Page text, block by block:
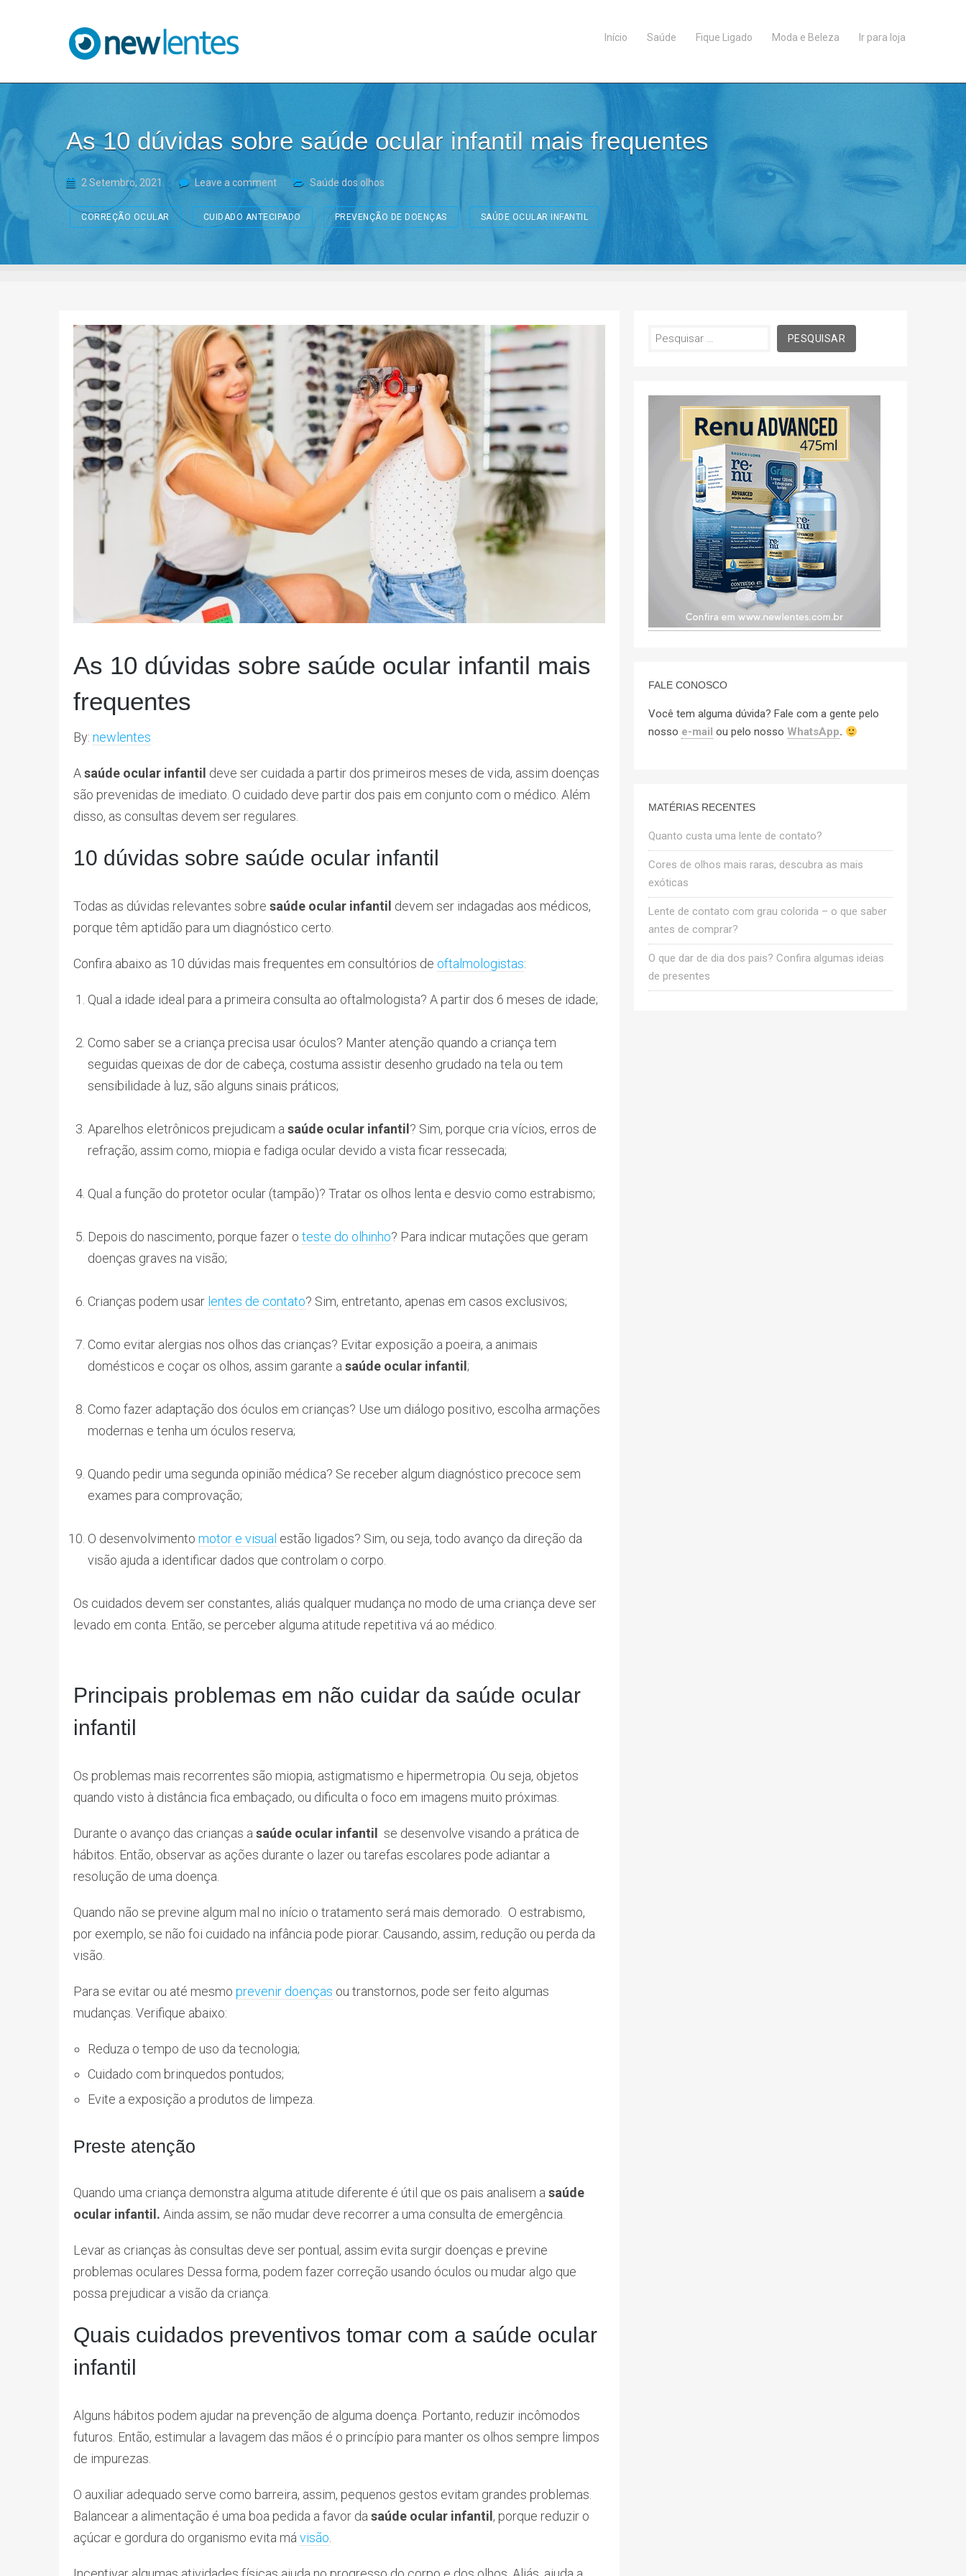
Blog NewLentes Início Saúde Fique Ligado Moda e Beleza Ir para loja
As 10 dúvidas sobre saúde ocular infantil mais frequentes
2 Setembro, 2021 Leave a comment Saúde dos olhos
CORREÇÃO OCULAR CUIDADO ANTECIPADO PREVENÇÃO DE DOENÇAS SAÚDE OCULAR INFANTIL
As 10 dúvidas sobre saúde ocular infantil mais
frequentes
By: newlentes
Asaúde ocular infantil deve ser cuidada a partir dos primeiros meses de vida, assim doenças
são prevenidas de imediato. O cuidado deve partir dos pais em conjunto com o médico. Além
disso, as consultas devem ser regulares.
10 dúvidas sobre saúde ocular infantil
Todas as dúvidas relevantes sobre saúde ocular infantil devem ser indagadas aos médicos,
porque têm aptidão para um diagnóstico certo.
Confira abaixo as 10 dúvidas mais frequentes em consultórios de oftalmologistas:
Qual a idade ideal para a primeira consulta ao oftalmologista? A partir dos 6 meses de idade;
Como saber se a criança precisa usar óculos? Manter atenção quando a criança tem
seguidas queixas de dor de cabeça, costuma assistir desenho grudado na tela ou tem
sensibilidade à luz, são alguns sinais práticos;
Aparelhos eletrônicos prejudicam a saúde ocular infantil ? Sim, porque cria vícios, erros de
refração, assim como, miopia e fadiga ocular devido a vista ficar ressecada;
Qual a função do protetor ocular (tampão)? Tratar os olhos lenta e desvio como estrabismo;
Depois do nascimento, porque fazer o teste do olhinho? Para indicar mutações que geram
doenças graves na visão;
Crianças podem usar lentes de contato? Sim, entretanto, apenas em casos exclusivos;
Como evitar alergias nos olhos das crianças? Evitar exposição a poeira, a animais
domésticos e coçar os olhos, assim garante a saúde ocular infantil ;
Como fazer adaptação dos óculos em crianças? Use um diálogo positivo, escolha armações
modernas e tenha um óculos reserva;
Quando pedir uma segunda opinião médica? Se receber algum diagnóstico precoce sem
exames para comprovação;
O desenvolvimento motor e visual estão ligados? Sim, ou seja, todo avanço da direção da
visão ajuda a identificar dados que controlam o corpo.
Os cuidados devem ser constantes, aliás qualquer mudança no modo de uma criança deve ser
levado em conta. Então, se perceber alguma atitude repetitiva vá ao médico.
Principais problemas em não cuidar da saúde ocular
infantil
Os problemas mais recorrentes são miopia, astigmatismo e hipermetropia. Ou seja, objetos
quando visto à distância fica embaçado, ou dificulta o foco em imagens muito próximas.
Durante o avanço das crianças a saúde ocular infantil
se desenvolve visando a prática de
hábitos. Então, observar as ações durante o lazer ou tarefas escolares pode adiantar a
resolução de uma doença.
Quando não se previne algum mal no início o tratamento será mais demorado. O estrabismo,
por exemplo, se não foi cuidado na infância pode piorar. Causando, assim, redução ou perda da
visão.
Para se evitar ou até mesmo prevenir doenças ou transtornos, pode ser feito algumas
mudanças. Verifique abaixo:
Reduza o tempo de uso da tecnologia;
Cuidado com brinquedos pontudos;
Evite a exposição a produtos de limpeza.
Preste atenção
Quando uma criança demonstra alguma atitude diferente é útil que os pais analisem a saúde
ocular infantil. Ainda assim, se não mudar deve recorrer a uma consulta de emergência.
Levar as crianças às consultas deve ser pontual, assim evita surgir doenças e previne
problemas oculares Dessa forma, podem fazer correção usando óculos ou mudar algo que
possa prejudicar a visão da criança.
Quais cuidados preventivos tomar com a saúde ocular
infantil
Alguns hábitos podem ajudar na prevenção de alguma doença. Portanto, reduzir incômodos
futuros. Então, estimular a lavagem das mãos é o princípio para manter os olhos sempre limpos
de impurezas.
O auxiliar adequado serve como barreira, assim, pequenos gestos evitam grandes problemas.
Balancear a alimentação é uma boa pedida a favor da saúde ocular infantil , porque reduzir o
açúcar e gordura do organismo evita má visão
Pesquisar
FALE CONOSCO
Você tem alguma dúvida? Fale com a gente pelo
nosso e-mail ou pelo nosso WhatsApp.
MATÉRIAS RECENTES
Quanto custa uma lente de contato?
Cores de olhos mais raras, descubra as mais
exóticas
Lente de contato com grau colorida – o que saber
antes de comprar?
O que dar de dia dos pais? Confira algumas ideias
de presentes